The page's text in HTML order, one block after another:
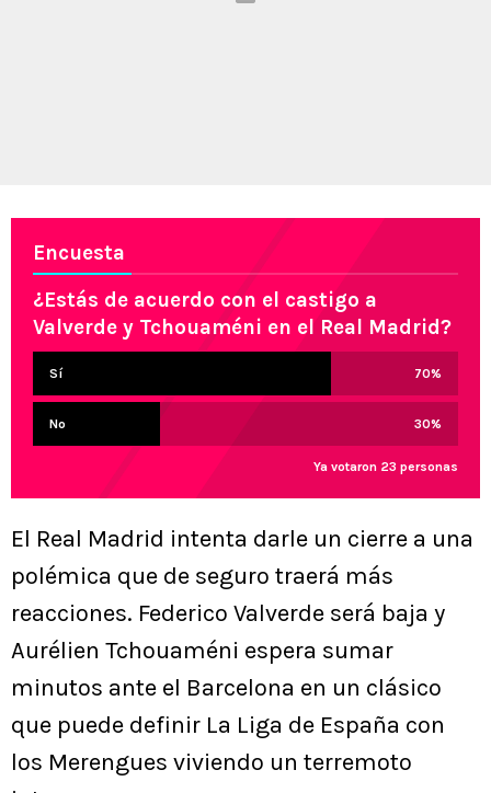
Encuesta
¿Estás de acuerdo con el castigo a
Valverde y Tchouaméni en el Real Madrid?
Sí 70%
No 30%
Ya votaron 23 personas
El Real Madrid intenta darle un cierre a una
polémica que de seguro traerá más
reacciones. Federico Valverde será baja y
Aurélien Tchouaméni espera sumar
minutos ante el Barcelona en un clásico
que puede definir La Liga de España con
los Merengues viviendo un terremoto